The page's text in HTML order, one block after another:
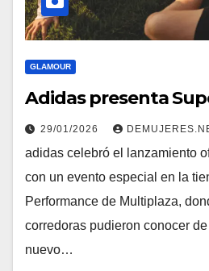
GLAMOUR
Adidas presenta
29/01/2026
adidas celebró el lanzamiento
con un evento especial en la
Performance de Multiplaza,
corredoras pudieron conocer
nuevo…